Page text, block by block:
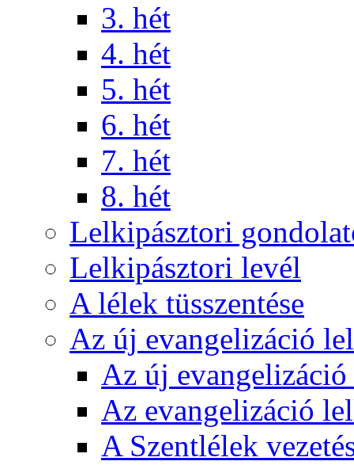
3. hét
4. hét
5. hét
6. hét
7. hét
8. hét
Lelkipásztori
Lelkipásztori levél
A lélek tüsszentése
Az új evangelizáció
Az új
Az evangelizáció
A Szentlélek